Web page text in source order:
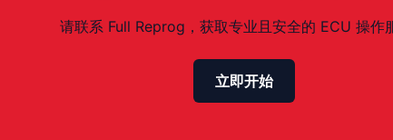
请联系 Full Reprog，获取专业且安全的 ECU 操作
立即开始